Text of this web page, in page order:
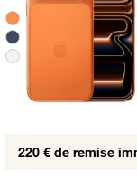
Groupe de couleurs
220 € de remise